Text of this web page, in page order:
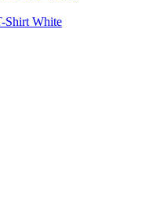
Shirt White